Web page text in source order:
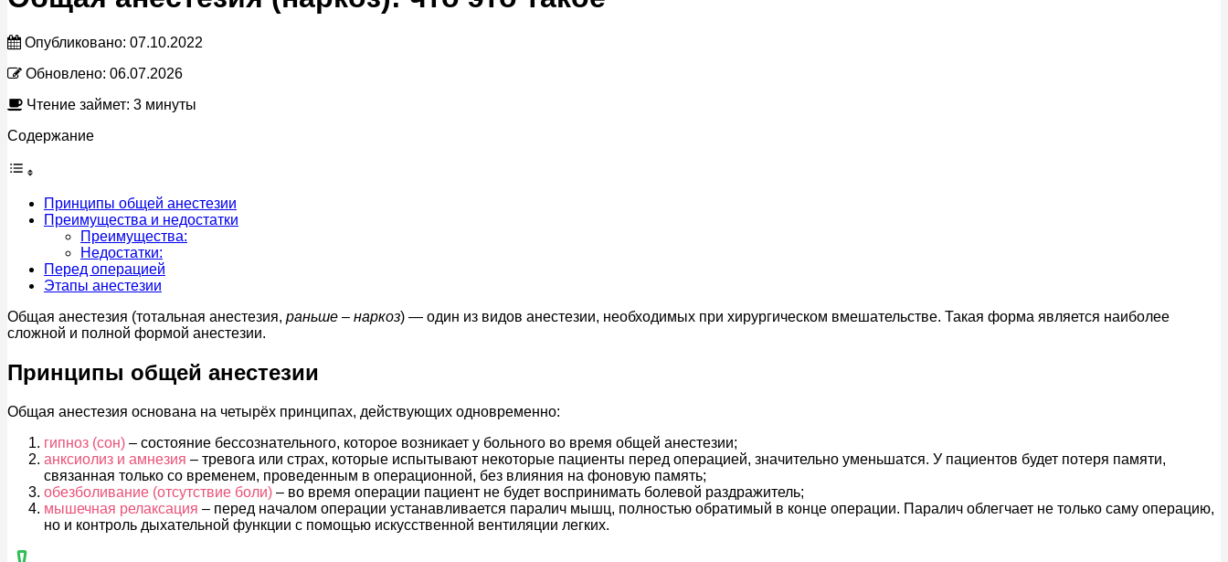
Опубликовано: 07.10.2022
Обновлено: 06.07.2026
Чтение займет: 3 минуты
Содержание
Принципы общей анестезии
Преимущества и недостатки
Преимущества:
Недостатки:
Перед операцией
Этапы анестезии
Общая анестезия (тотальная анестезия, раньше – наркоз) — один из видов анестезии, необходимых при хирургическом вмешательстве. Такая форма является наиболее
сложной и полной формой анестезии.
Принципы общей анестезии
Общая анестезия основана на четырёх принципах, действующих одновременно:
гипноз (сон) – состояние бессознательного, которое возникает у больного во время общей анестезии;
анксиолиз и амнезия – тревога или страх, которые испытывают некоторые пациенты перед операцией, значительно уменьшатся. У пациентов будет потеря памяти,
связанная только со временем, проведенным в операционной, без влияния на фоновую память;
обезболивание (отсутствие боли) – во время операции пациент не будет воспринимать болевой раздражитель;
мышечная релаксация – перед началом операции устанавливается паралич мышц, полностью обратимый в конце операции. Паралич облегчает не только саму операцию,
но и контроль дыхательной функции с помощью искусственной вентиляции легких.